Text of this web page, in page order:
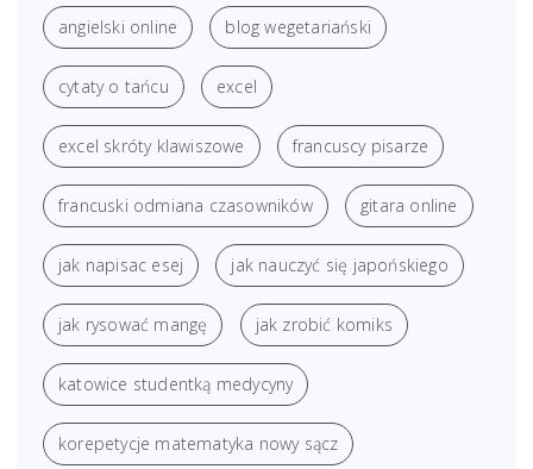
angielski online blog wegetariański
cytaty o tańcu excel
excel skróty klawiszowe francuscy pisarze
francuski odmiana czasowników gitara online
jak napisac esej jak nauczyć się japońskiego
jak rysować mangę jak zrobić komiks
katowice studentką medycyny
korepetycje matematyka nowy sącz